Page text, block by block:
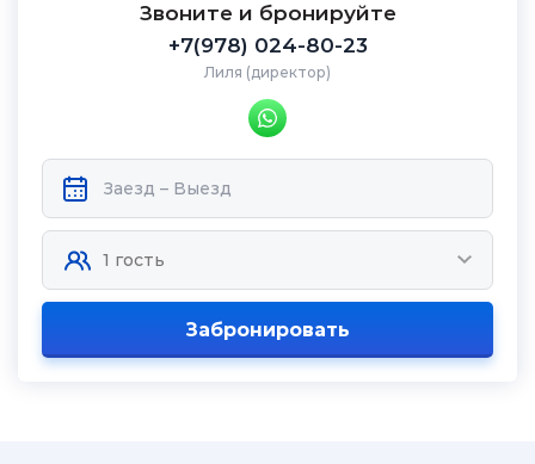
Звоните и бронируйте
+7(978) 024-80-23
Лиля (директор)
Забронировать